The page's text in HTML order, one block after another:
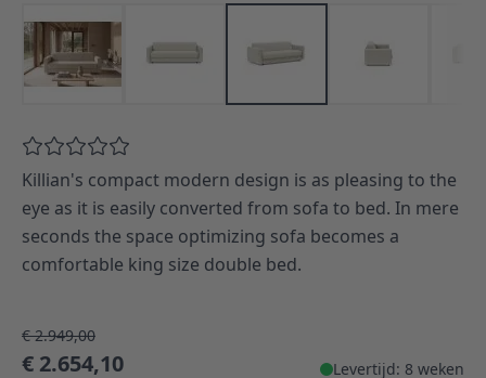
Killian's compact modern design is as pleasing to the
eye as it is easily converted from sofa to bed. In mere
seconds the space optimizing sofa becomes a
comfortable king size double bed.
€ 2.949,00
€ 2.654,10 Levertijd: 8 weken